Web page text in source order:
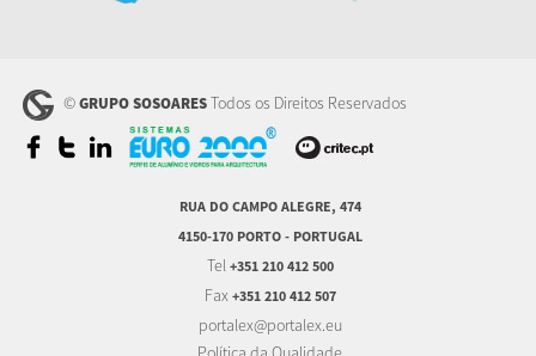
©GRUPO SOSOARESTodos os Direitos Reservados
RUA DO CAMPO ALEGRE, 474
4150-170 PORTO - PORTUGAL
Tel +351 210 412 500
Fax +351 210 412 507
portalex@portalex.eu